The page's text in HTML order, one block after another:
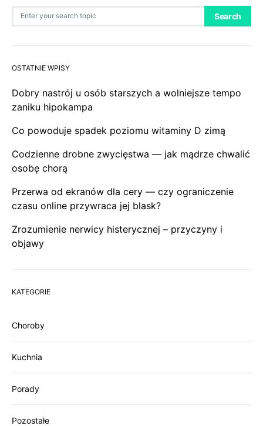
Search
OSTATNIE WPISY
Dobry nastrój u osób starszych a wolniejsze tempo
zaniku hipokampa
Co powoduje spadek poziomu witaminy D zimą
Codzienne drobne zwycięstwa — jak mądrze chwalić
osobę chorą
Przerwa od ekranów dla cery — czy ograniczenie
czasu online przywraca jej blask?
Zrozumienie nerwicy histerycznej – przyczyny i
objawy
KATEGORIE
Choroby
Kuchnia
Porady
Pozostałe